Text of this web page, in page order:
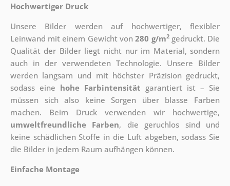
Hochwertiger Druck
Unsere Bilder werden auf hochwertiger, flexibler
Leinwand mit einem Gewicht von280 g/m2gedruckt. Die
Qualität der Bilder liegt nicht nur im Material, sondern
auch in der verwendeten Technologie. Unsere Bilder
werden langsam und mit höchster Präzision gedruckt,
sodass eine hohe Farbintensität garantiert ist – Sie
müssen sich also keine Sorgen über blasse Farben
machen. Beim Druck verwenden wir hochwertige,
umweltfreundliche Farben, die geruchlos sind und
keine schädlichen Stoffe in die Luft abgeben, sodass Sie
die Bilder in jedem Raum aufhängen können.
Einfache Montage